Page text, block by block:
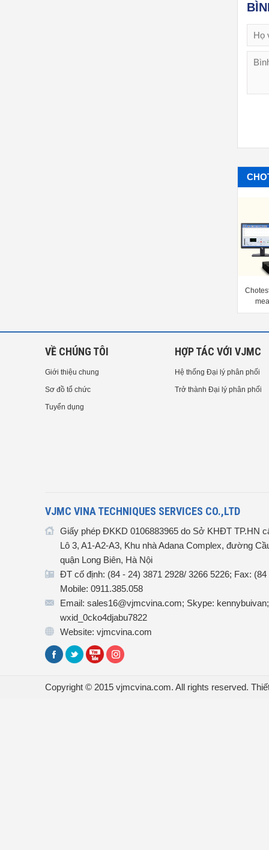
VỀ CHÚNG TÔI
Giới thiệu chung
Sơ đồ tổ chức
Tuyển dụng
HỢP TÁC VỚI VJMC
Hệ thống Đại lý phân phối
Trở thành Đại lý phân phối
VJMC VINA TECHNIQUES SERVICES CO.,LTD
Giấy phép ĐKKD 0106883965 do Sở KHĐT TP.HN
Lô 3, A1-A2-A3, Khu nhà Adana Complex, đường
quận Long Biên, Hà Nội
ĐT cố định: (84 - 24) 3871 2928/ 3266 5226; Fax:
Mobile: 0911.385.058
Email: sales16@vjmcvina.com; Skype:
wxid_0cko4djabu7822
Website: vjmcvina.com
Copyright © 2015 vjmcvina.com. All rights reserved.